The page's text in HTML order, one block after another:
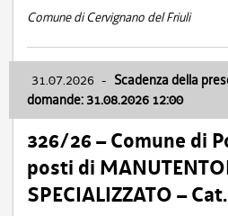
Comune di Cervignano del Friuli
31.07.2026 - Scadenza della
domande: 31.08.2026 12:00
326/26 – Comune di
posti di
SPECIALIZZATO –